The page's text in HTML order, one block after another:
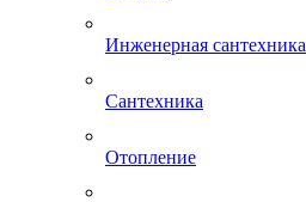
Инженерная сантехника
Сантехника
Отопление